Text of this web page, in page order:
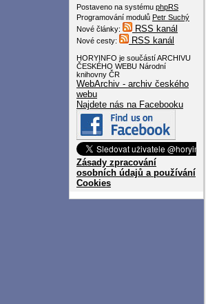
Postaveno na systému phpRS
Programování modulů Petr Suchý
Nové články:
RSS kanál
Nové cesty: RSS kanál
HORYINFO je součástí ARCHIVU
ČESKÉHO WEBU Národní
knihovny ČR
WebArchiv - archiv českého
webu
Najdete nás na Facebooku
Zásady zpracování
osobních údajů a používání
Cookies